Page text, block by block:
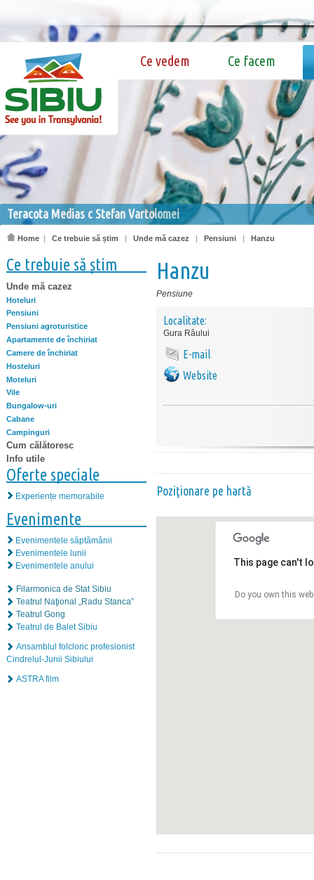
Ce vedem Ce facem
Teracota Medias c Stefan Vartolomei
Home | Ce trebuie să știm | Unde mă cazez | Pensiuni | Hanzu
Ce trebuie să știm
Unde mă cazez
Hoteluri
Pensiuni
Pensiuni agroturistice
Apartamente de închiriat
Camere de închiriat
Hosteluri
Moteluri
Vile
Bungalow-uri
Cabane
Campinguri
Cum călătoresc
Info utile
Oferte speciale
Experiențe memorabile
Evenimente
Evenimentele săptămânii
Evenimentele lunii
Evenimentele anului
Filarmonica de Stat Sibiu
Teatrul Naţional „Radu Stanca”
Teatrul Gong
Teatrul de Balet Sibiu
Ansamblul folcloric profesionist
Cindrelul-Junii Sibiului
ASTRA film
Hanzu
Pensiune
Localitate:
Gura Râului
E-mail
Website
Poziţionare pe hartă
This page can't
Do you own this